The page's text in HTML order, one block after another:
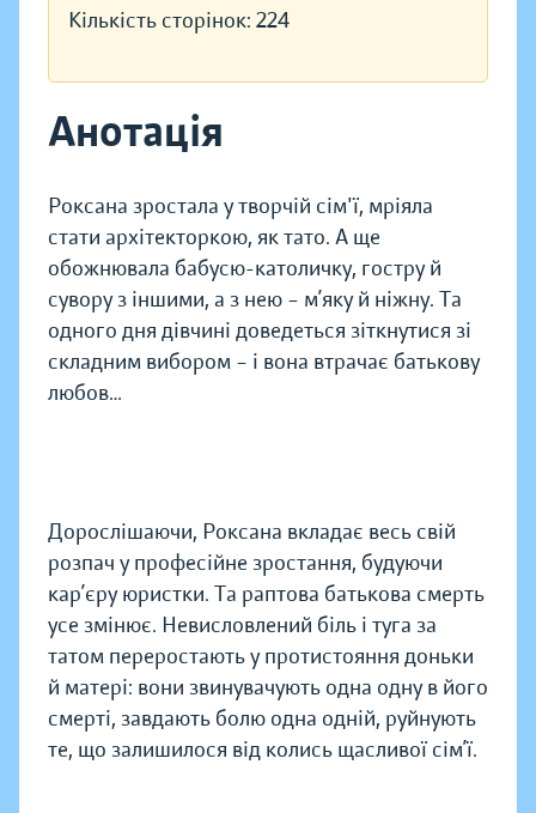
Кількість сторінок: 224
Анотація
Роксана зростала у творчій сім'ї, мріяла
стати архітекторкою, як тато. А ще
обожнювала бабусю-католичку, гостру й
сувору з іншими, а з нею – м’яку й ніжну. Та
одного дня дівчині доведеться зіткнутися зі
складним вибором – і вона втрачає батькову
любов…
Дорослішаючи, Роксана вкладає весь свій
розпач у професійне зростання, будуючи
кар’єру юристки. Та раптова батькова смерть
усе змінює. Невисловлений біль і туга за
татом переростають у протистояння доньки
й матері: вони звинувачують одна одну в його
смерті, завдають болю одна одній, руйнують
те, що залишилося від колись щасливої сім’ї.